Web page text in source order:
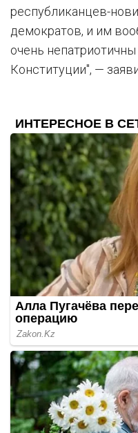
республиканцев-
демократов, и им
очень
Конституции", —